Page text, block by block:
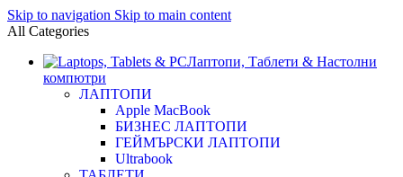
Skip to navigation Skip to main content
All Categories
Лаптопи, Таблети & Настолни
компютри
ЛАПТОПИ
Apple MacBook
БИЗНЕС ЛАПТОПИ
ГЕЙМЪРСКИ ЛАПТОПИ
Ultrabook